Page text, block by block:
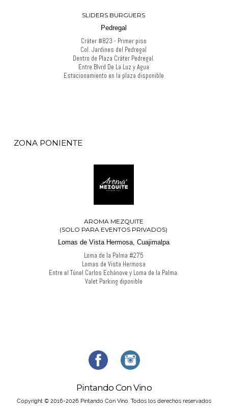
SLIDERS BURGUERS
Pedregal
Cráter #823 - Primer piso
Col. Jardines del Pedregal
Dentro de Plaza Cráter Pedregal.
Entre Blvrd De La Luz y Agua
Estacionamiento en la plaza disponible
ZONA PONIENTE
AROMA MEZQUITE
(SOLO PARA EVENTOS PRIVADOS)
Lomas de Vista Hermosa, Cuajimalpa
Loma de la Palma #275
Lomas de Vista Hermosa
Entre el Túnel Carlos Echánove y Loma de la Palma.
Valet Parking diponible
Pintando Con Vino
Copyright © 2016-2026 Pintando Con Vino. Todos los derechos reservados